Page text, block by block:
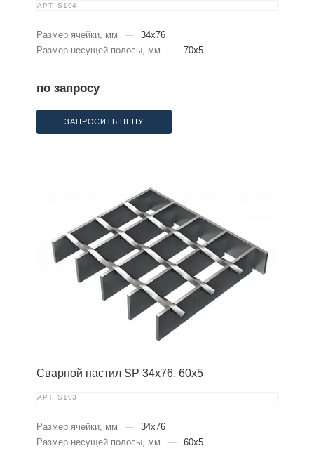
АРТ. S104
Размер ячейки, мм —
34x76
Размер несущей полосы, мм
— 70x5
по запросу
ЗАПРОСИТЬ ЦЕНУ
Сварной настил SP 34х76, 60х5
АРТ. S103
Размер ячейки, мм —
34x76
Размер несущей полосы, мм
— 60x5